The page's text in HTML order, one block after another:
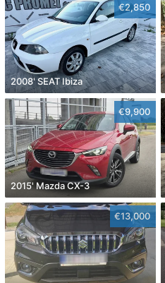
€2,850
2008' SEAT Ibiza
€9,900
2015' Mazda CX-3
€13,000